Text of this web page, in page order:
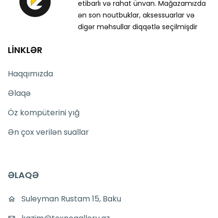
etibarlı və rahat ünvan. Mağazamızda
ən son noutbuklar, aksessuarlar və
digər məhsullar diqqətlə seçilmişdir
LİNKLƏR
Haqqımızda
Əlaqə
Öz kompüterini yığ
Ən çox verilən suallar
ƏLAQƏ
Suleyman Rustam 15, Baku